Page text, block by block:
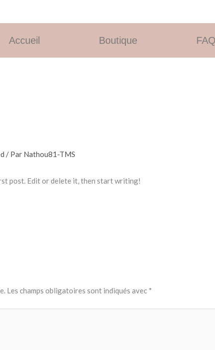
Accueil Boutique FAQ
/ Par Nathou81-TMS
post. Edit or delete it, then start writing!
Les champs obligatoires sont indiqués avec *